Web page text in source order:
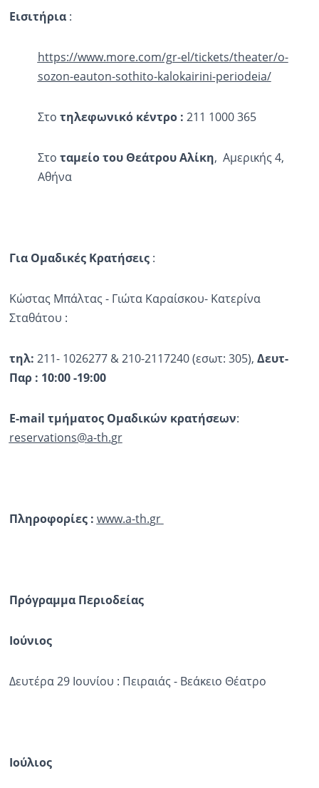
Εισιτήρια:
https://www.more.com/gr-el/tickets/theater/o-
sozon-eauton-sothito-kalokairini-periodeia/
Στο τηλεφωνικό κέντρο : 211 1000 365
Στο ταμείο του Θεάτρου Αλίκη, Αμερικής 4,
Aθήνα
Για Ομαδικές Κρατήσεις:
Κώστας Μπάλτας - Γιώτα Καραίσκου- Κατερίνα
Σταθάτου :
τηλ: 211- 1026277 & 210-2117240 (εσωτ: 305), Δευτ-
Παρ : 10:00 -19:00
E-mail τμήματος Ομαδικών κρατήσεων:
reservations@a-th.gr
Πληροφορίες : www.a-th.gr
Πρόγραμμα Περιοδείας
Ιούνιος
Δευτέρα 29 Ιουνίου : Πειραιάς - Βεάκειο Θέατρο
Ιούλιος